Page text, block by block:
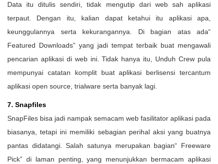
Data itu ditulis sendiri, tidak mengutip dari web sah aplikasi
terpaut. Dengan itu, kalian dapat ketahui itu aplikasi apa,
keunggulannya serta kekurangannya. Di bagian atas ada“
Featured Downloads” yang jadi tempat terbaik buat mengawali
pencarian aplikasi di web ini. Tidak hanya itu, Unduh Crew pula
mempunyai catatan komplit buat aplikasi berlisensi tercantum
aplikasi open source, trialware serta banyak lagi.
7. Snapfiles
SnapFiles bisa jadi nampak semacam web fasilitator aplikasi pada
biasanya, tetapi ini memiliki sebagian perihal aksi yang buatnya
pantas didatangi. Salah satunya merupakan bagian“ Freeware
Pick” di laman penting, yang menunjukkan bermacam aplikasi